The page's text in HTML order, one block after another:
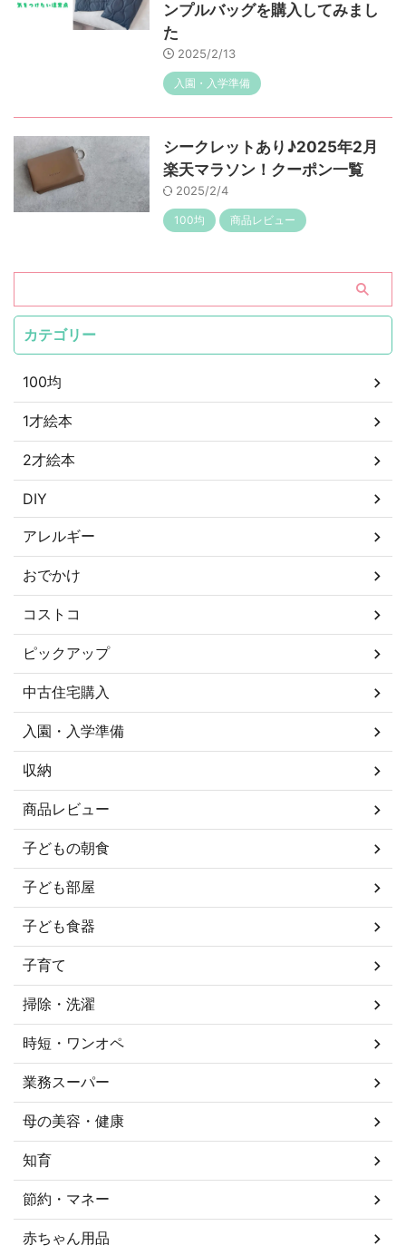
ンプルバッグを購入してみまし
た
2025/2/13
入園・入学準備
シークレットあり♪2025年2月
楽天マラソン！クーポン一覧
2025/2/4
100均 商品レビュー
カテゴリー
100均
1才絵本
2才絵本
DIY
アレルギー
おでかけ
コストコ
ピックアップ
中古住宅購入
入園・入学準備
収納
商品レビュー
子どもの朝食
子ども部屋
子ども食器
子育て
掃除・洗濯
時短・ワンオペ
業務スーパー
母の美容・健康
知育
節約・マネー
赤ちゃん用品